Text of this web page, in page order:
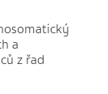
a
z řad